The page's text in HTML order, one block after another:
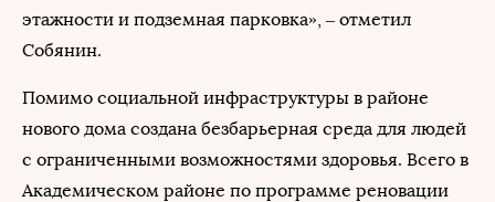
этажности и подземная парковка», – отметил
Собянин.
Помимо социальной инфраструктуры в районе
нового дома создана безбарьерная среда для людей
с ограниченными возможностями здоровья. Всего в
Академическом районе по программе реновации